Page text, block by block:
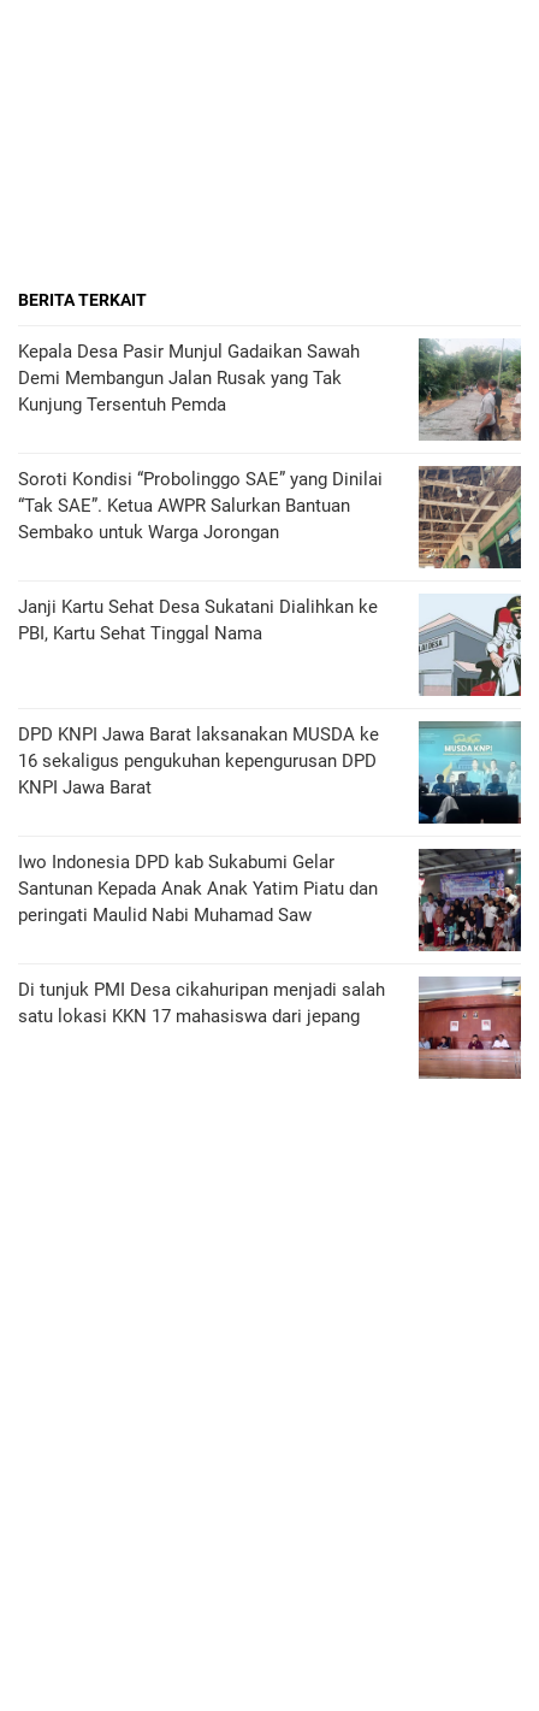
BERITA TERKAIT
Kepala Desa Pasir Munjul Gadaikan Sawah
Demi Membangun Jalan Rusak yang Tak
Kunjung Tersentuh Pemda
Soroti Kondisi “Probolinggo SAE” yang Dinilai
“Tak SAE”. Ketua AWPR Salurkan Bantuan
Sembako untuk Warga Jorongan
Janji Kartu Sehat Desa Sukatani Dialihkan ke
PBI, Kartu Sehat Tinggal Nama
DPD KNPI Jawa Barat laksanakan MUSDA ke
16 sekaligus pengukuhan kepengurusan DPD
KNPI Jawa Barat
Iwo Indonesia DPD kab Sukabumi Gelar
Santunan Kepada Anak Anak Yatim Piatu dan
peringati Maulid Nabi Muhamad Saw
Di tunjuk PMI Desa cikahuripan menjadi salah
satu lokasi KKN 17 mahasiswa dari jepang